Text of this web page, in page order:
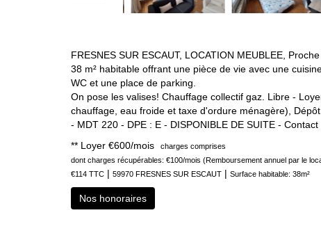
FRESNES SUR ESCAUT, LOCATION MEUBLEE,
38 m² habitable offrant une pièce de vie avec une
WC et une place de parking.
On pose les valises! Chauffage collectif gaz. Libre -
chauffage, eau froide et taxe d'ordure ménagère),
- MDT 220 - DPE : E - DISPONIBLE DE SUITE -
** Loyer €600/mois
charges comprises
dont charges récupérables: €100/mois (Remboursement annuel par le
€114 TTC | 59970 FRESNES SUR ESCAUT | Surface habitable: 38m²
Nos honoraires